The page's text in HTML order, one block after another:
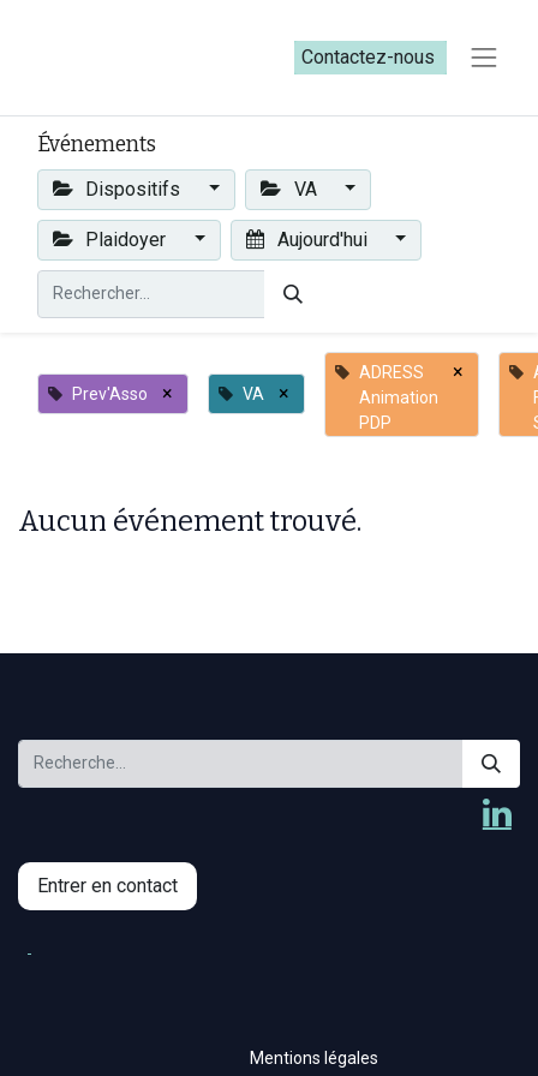
Contactez-nous​​
Événements
Dispositifs VA
Plaidoyer Aujourd'hui
Prev'Asso × VA ×
ADRESS
Animation
PDP
×
Aucun événement trouvé.
Entrer en contact
Mentions légales